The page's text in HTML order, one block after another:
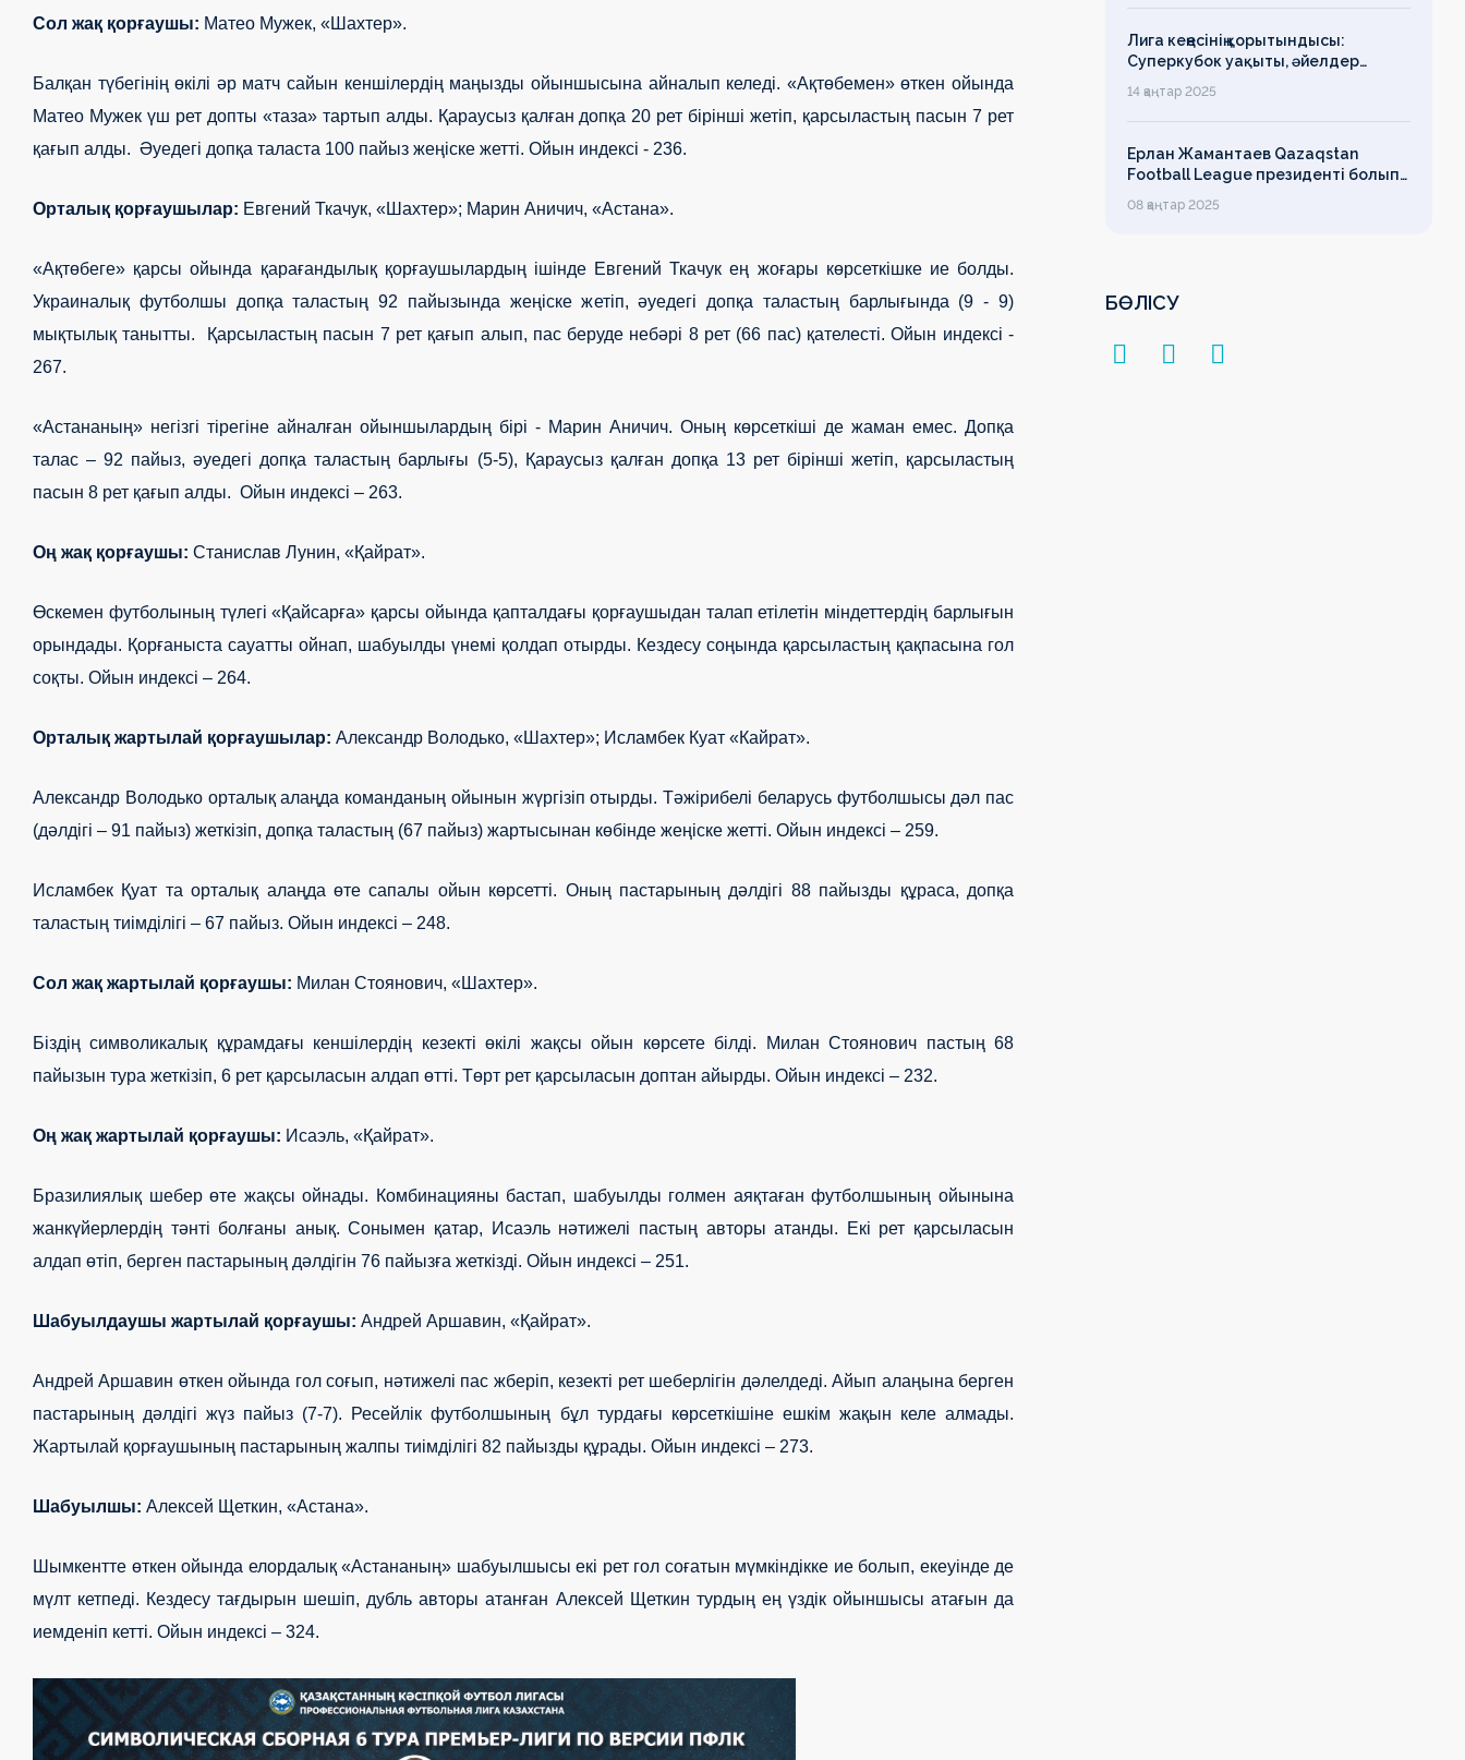
OLIMPBET
ПРЕМЬЕР-
Жаңалықтар
1XBET
БІРІНШІ
Жаңалықтар
OLIMPBET
КУБОК
Жаңалықтар
Күнтізбе
ЕКІНШІ
ЛИГА
Жаңалықтар
Күнтізбе
OLIMPBET
СУПЕРКУБОК
Жаңалықтар
Күнтізбе
ӘЙЕЛДЕР
ЛИГАСЫ
Жаңалықтар
Күнтізбе
ӘЙЕЛДЕР
КУБОГЫ
Жаңалықтар
Күнтізбе
1ХВЕТ
ЛИГА
Жаңалықтар
Басшылық
Сол жақ қорғаушы: Матео Мужек, «Шахтер».
Балқан түбегінің өкілі әр матч сайын кеншілердің маңызды ойыншысына айналып келеді. «Ақтөбемен» өткен ойында
Матео Мужек үш рет допты «таза» тартып алды. Қараусыз қалған допқа 20 рет бірінші жетіп, қарсыластың пасын 7 рет
қағып алды. Әуедегі допқа таласта 100 пайыз жеңіске жетті. Ойын индексі - 236.
Орталық қорғаушылар: Евгений Ткачук, «Шахтер»; Марин Аничич, «Астана».
«Ақтөбеге» қарсы ойында қарағандылық қорғаушылардың ішінде Евгений Ткачук ең жоғары көрсеткішке ие болды.
Украиналық футболшы допқа таластың 92 пайызында жеңіске жетіп, әуедегі допқа таластың барлығында (9 - 9)
мықтылық танытты. Қарсыластың пасын 7 рет қағып алып, пас беруде небәрі 8 рет (66 пас) қателесті. Ойын индексі -
267.
«Астананың» негізгі тірегіне айналған ойыншылардың бірі - Марин Аничич. Оның көрсеткіші де жаман емес. Допқа
талас – 92 пайыз, әуедегі допқа таластың барлығы (5-5), Қараусыз қалған допқа 13 рет бірінші жетіп, қарсыластың
пасын 8 рет қағып алды. Ойын индексі – 263.
Оң жақ қорғаушы: Станислав Лунин, «Қайрат».
Өскемен футболының түлегі «Қайсарға» қарсы ойында қапталдағы қорғаушыдан талап етілетін міндеттердің барлығын
орындады. Қорғаныста сауатты ойнап, шабуылды үнемі қолдап отырды. Кездесу соңында қарсыластың қақпасына гол
соқты. Ойын индексі – 264.
Орталық жартылай қорғаушылар: Александр Володько, «Шахтер»; Исламбек Куат «Кайрат».
Александр Володько орталық алаңда команданың ойынын жүргізіп отырды. Тәжірибелі беларусь футболшысы дәл пас
(дәлдігі – 91 пайыз) жеткізіп, допқа таластың (67 пайыз) жартысынан көбінде жеңіске жетті. Ойын индексі – 259.
Исламбек Қуат та орталық алаңда өте сапалы ойын көрсетті. Оның пастарының дәлдігі 88 пайызды құраса, допқа
таластың тиімділігі – 67 пайыз. Ойын индексі – 248.
Сол жақ жартылай қорғаушы: Милан Стоянович, «Шахтер».
Біздің символикалық құрамдағы кеншілердің кезекті өкілі жақсы ойын көрсете білді. Милан Стоянович пастың 68
пайызын тура жеткізіп, 6 рет қарсыласын алдап өтті. Төрт рет қарсыласын доптан айырды. Ойын индексі – 232.
Оң жақ жартылай қорғаушы: Исаэль, «Қайрат».
Бразилиялық шебер өте жақсы ойнады. Комбинацияны бастап, шабуылды голмен аяқтаған футболшының ойынына
жанкүйерлердің тәнті болғаны анық. Сонымен қатар, Исаэль нәтижелі пастың авторы атанды. Екі рет қарсыласын
алдап өтіп, берген пастарының дәлдігін 76 пайызға жеткізді. Ойын индексі – 251.
Шабуылдаушы жартылай қорғаушы: Андрей Аршавин, «Қайрат».
Андрей Аршавин өткен ойында гол соғып, нәтижелі пас жберіп, кезекті рет шеберлігін дәлелдеді. Айып алаңына берген
пастарының дәлдігі жүз пайыз (7-7). Ресейлік футболшының бұл турдағы көрсеткішіне ешкім жақын келе алмады.
Жартылай қорғаушының пастарының жалпы тиімділігі 82 пайызды құрады. Ойын индексі – 273.
Шабуылшы: Алексей Щеткин, «Астана».
Шымкентте өткен ойында елордалық «Астананың» шабуылшысы екі рет гол соғатын мүмкіндікке ие болып, екеуінде де
мүлт кетпеді. Кездесу тағдырын шешіп, дубль авторы атанған Алексей Щеткин турдың ең үздік ойыншысы атағын да
иемденіп кетті. Ойын индексі – 324.
Лига кеңесінің қорытындысы:
Суперкубок уақыты, әйелдер
футболының дамуы, легионерлерге
лимит
14 қаңтар 2025
Ерлан Жамантаев Qazaqstan
Football League президенті болып
сайланды
08 қаңтар 2025
БӨЛІСУ